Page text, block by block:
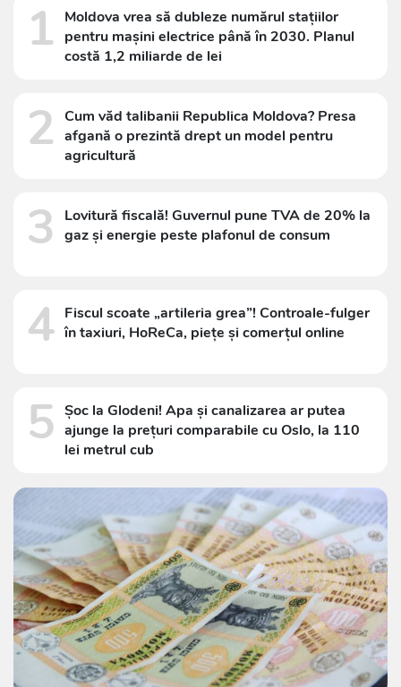
1 Moldova vrea să dubleze numărul stațiilor
pentru mașini electrice până în 2030. Planul
costă 1,2 miliarde de lei
2 Cum văd talibanii Republica Moldova? Presa
afgană o prezintă drept un model pentru
agricultură
3
Lovitură fiscală! Guvernul pune TVA de 20% la
gaz și energie peste plafonul de consum
4 Fiscul scoate „artileria grea”! Controale-fulger
în taxiuri, HoReCa, piețe și comerțul online
5 Șoc la Glodeni! Apa și canalizarea ar putea
ajunge la prețuri comparabile cu Oslo, la 110
lei metrul cub